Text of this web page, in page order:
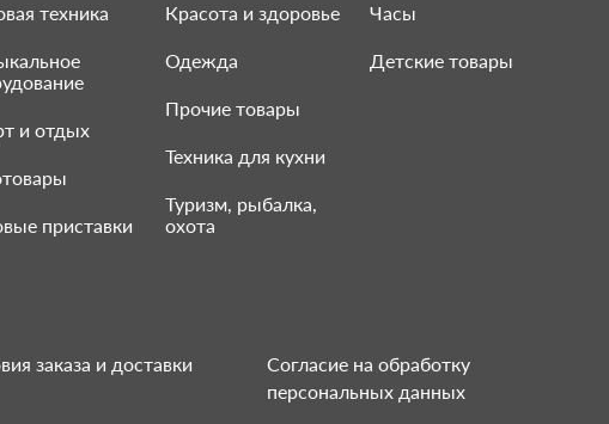
техника
и отдых
приставки
Красота и здоровье
Одежда
Прочие товары
Техника для кухни
Туризм, рыбалка,
охота
Часы
Детские товары
заказа и доставки
Согласие на обработку
персональных данных